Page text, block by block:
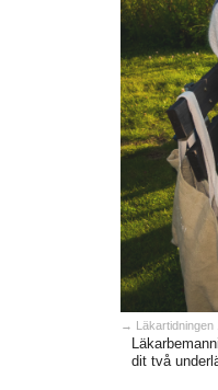
→ Läkartidningen
dit två